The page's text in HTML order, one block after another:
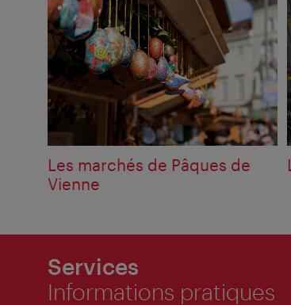
Les marchés de Pâques de
Vienne
Services
Informations pratiques